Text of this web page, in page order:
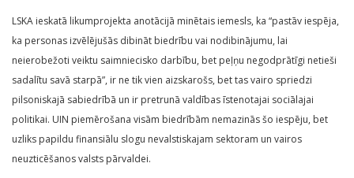
LSKA ieskatā likumprojekta anotācijā minētais iemesls, ka “pastāv iespēja,
ka personas izvēlējušās dibināt biedrību vai nodibinājumu, lai
neierobežoti veiktu saimniecisko darbību, bet peļņu negodprātīgi netieši
sadalītu savā starpā”, ir ne tik vien aizskarošs, bet tas vairo spriedzi
pilsoniskajā sabiedrībā un ir pretrunā valdības īstenotajai sociālajai
politikai. UIN piemērošana visām biedrībām nemazinās šo iespēju, bet
uzliks papildu finansiālu slogu nevalstiskajam sektoram un vairos
neuzticēšanos valsts pārvaldei.